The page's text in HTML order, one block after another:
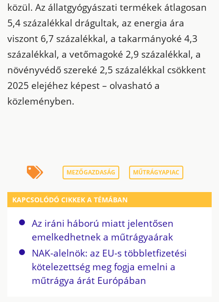
közül. Az állatgyógyászati termékek átlagosan
5,4 százalékkal drágultak, az energia ára
viszont 6,7 százalékkal, a takarmányoké 4,3
százalékkal, a vetőmagoké 2,9 százalékkal, a
növényvédő szereké 2,5 százalékkal csökkent
2025 elejéhez képest – olvasható a
közleményben.
MEZŐGAZDASÁG MŰTRÁGYAPIAC
KAPCSOLÓDÓ CIKKEK A TÉMÁBAN
Az iráni háború miatt jelentősen
emelkedhetnek a műtrágyaárak
NAK-alelnök: az EU-s többletfizetési
kötelezettség meg fogja emelni a
műtrágya árát Európában